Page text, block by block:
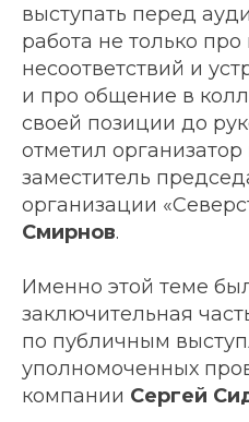
выступать перед
работа не только
несоответствий и
и про общение в
своей позиции до
отметил
заместитель
организации
Смирнов.
Именно этой теме
заключительная
по публичным
уполномоченных
компании Сергей